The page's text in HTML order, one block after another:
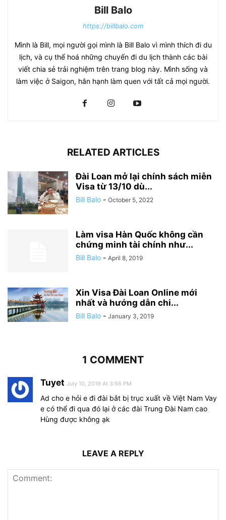
Bill Balo
https://billbalo.com
Mình là Bill, mọi người gọi mình là Bill Balo vì mình thích đi du
lịch, và cụ thể hoá những chuyến đi du lịch thành các bài
viết chia sẻ trải nghiệm trên trang blog này. Mình sống và
làm việc ở Saigon, hân hạnh làm quen với tất cả mọi người.
RELATED ARTICLES
Đài Loan mở lại chính sách miễn
Visa từ 13/10 dù...
Bill Balo - October 5, 2022
Làm visa Hàn Quốc không cần
chứng minh tài chính như...
Bill Balo - April 8, 2019
Xin Visa Đài Loan Online mới
nhất và hướng dẫn chi...
Bill Balo - January 3, 2019
1 COMMENT
Tuyet July 10, 2019 At 3:56 PM
Ad cho e hỏi e đi đài bắt bị trục xuất về Việt Nam Vay
e có thể đi qua đó lại ở các đài Trung Đài Nam cao
Hùng được không ạk
LEAVE A REPLY